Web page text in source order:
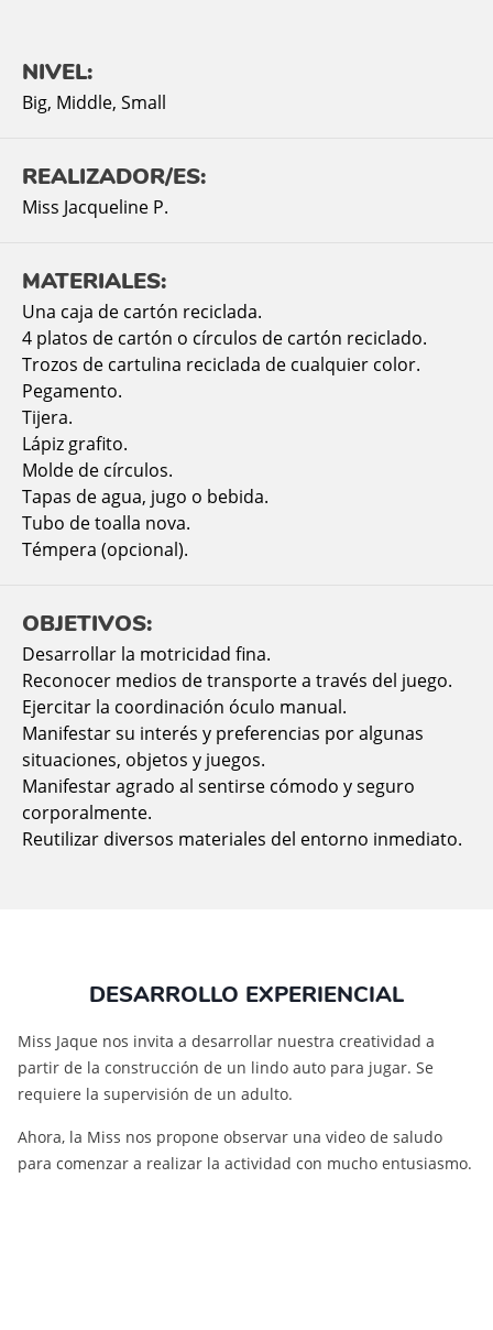
NIVEL:
Big, Middle, Small
REALIZADOR/ES:
Miss Jacqueline P.
MATERIALES:
Una caja de cartón reciclada.
4 platos de cartón o círculos de cartón reciclado.
Trozos de cartulina reciclada de cualquier color.
Pegamento.
Tijera.
Lápiz grafito.
Molde de círculos.
Tapas de agua, jugo o bebida.
Tubo de toalla nova.
Témpera (opcional).
OBJETIVOS:
Desarrollar la motricidad fina.
Reconocer medios de transporte a través del juego.
Ejercitar la coordinación óculo manual.
Manifestar su interés y preferencias por algunas
situaciones, objetos y juegos.
Manifestar agrado al sentirse cómodo y seguro
corporalmente.
Reutilizar diversos materiales del entorno inmediato.
DESARROLLO EXPERIENCIAL
Miss Jaque nos invita a desarrollar nuestra creatividad a
partir de la construcción de un lindo auto para jugar. Se
requiere la supervisión de un adulto.
Ahora, la Miss nos propone observar una video de saludo
para comenzar a realizar la actividad con mucho entusiasmo.